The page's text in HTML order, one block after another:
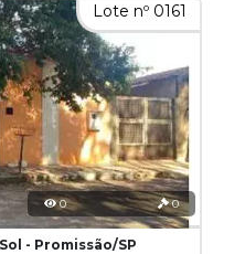
Lote nº 0161
0 0
- Promissão/SP